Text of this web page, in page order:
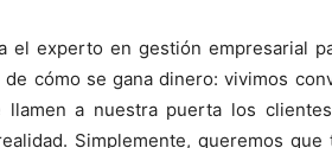
el experto en gestión empresarial
de cómo se gana dinero: vivimos
llamen a nuestra puerta los
Simplemente, queremos